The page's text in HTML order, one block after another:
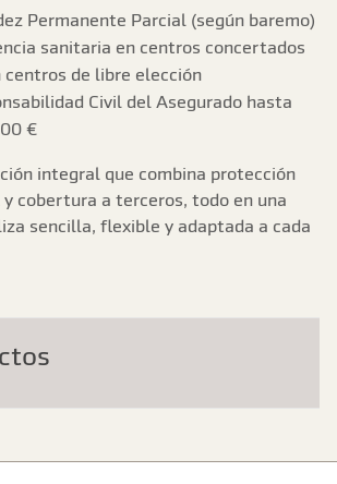
Permanente Parcial (según baremo)
sanitaria en centros concertados
centros de libre elección
Civil del Asegurado hasta
€
integral que combina protección
y cobertura a terceros, todo en una
sencilla, flexible y adaptada a cada